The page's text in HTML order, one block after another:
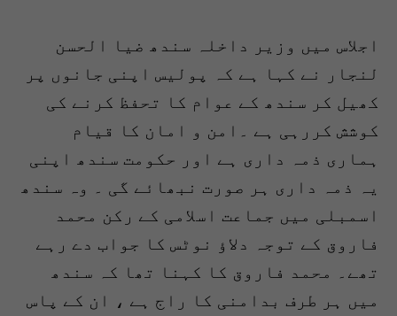
اجلاس میں وزیر داخلہ سندھ ضیا الحسن
لنجار نے کہا ہے کہ پولیس اپنی جانوں پر
کھیل کر سندھ کے عوام کا تحفظ کرنے کی
کوشش کررہی ہے ۔امن و امان کا قیام
ہماری ذمہ داری ہے اور حکومت سندھ اپنی
یہ ذمہ داری ہر صورت نبھائے گی ۔ وہ سندھ
اسمبلی میں جماعت اسلامی کے رکن محمد
فاروق کے توجہ دلاﺅ نوٹس کا جواب دے رہے
تھے۔ محمد فاروق کا کہنا تھا کہ سندھ
میں ہر طرف بدامنی کا راج ہے ، ان کے پاس